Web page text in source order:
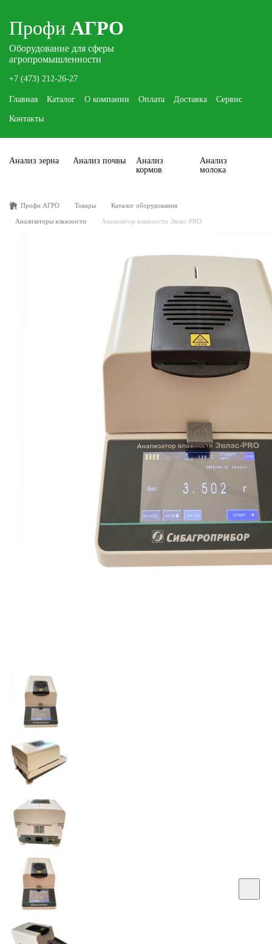
Профи АГРО
Оборудование для сферы
агропромышленности
+7 (473) 212-26-27
Главная Каталог О компании Оплата Доставка Сервис
Контакты
Анализ зерна Анализ почвы
Анализ
кормов
Анализ
молока
Профи АГРО Товары Каталог оборудования
Анализаторы влажности Анализатор влажности Эвлас-PRO